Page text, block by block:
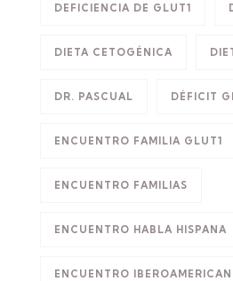
DEFICIENCIA DE GLUT1
DIETA CETOGÉNICA
DR. PASCUAL DÉFICIT
ENCUENTRO FAMILIA GLUT1
ENCUENTRO FAMILIAS
ENCUENTRO HABLA HISPANA
ENCUENTRO